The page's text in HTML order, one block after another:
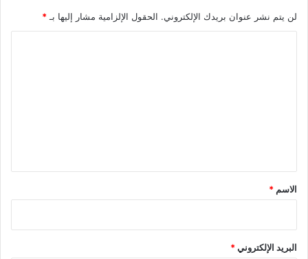
لن يتم نشر عنوان بريدك الإلكتروني. الحقول الإلزامية مشار إليها بـ *
*
الاسم *
البريد الإلكتروني*